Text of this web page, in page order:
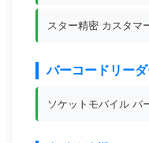
スター精密 カスタマ
バーコードリー
ソケットモバイル バ